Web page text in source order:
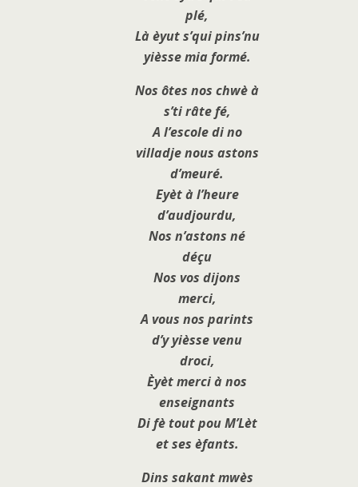
plé,
Là èyut s’qui pins’nu
yièsse mia formé.
Nos ôtes nos chwè à
s’ti râte fé,
A l’escole di no
villadje nous astons
d’meuré.
Eyèt à l’heure
d’audjourdu,
Nos n’astons né
déçu
Nos vos dijons
merci,
A vous nos parints
d’y yièsse venu
droci,
Èyèt merci à nos
enseignants
Di fè tout pou M’Lèt
et ses èfants.
Dins sakant mwès